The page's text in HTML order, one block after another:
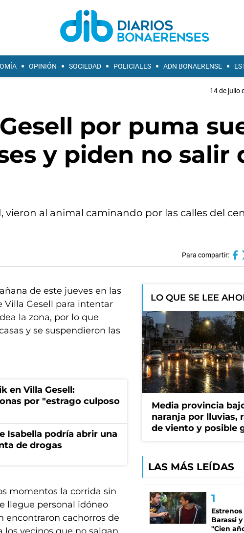
OPINIÓN SOCIEDAD POLICIALES ADN BONAERENSE
14 de julio
por puma
y piden no salir
vieron al animal caminando por las calles del
Para compartir:
de este jueves en las
Villa Gesell para intentar
la zona, por lo que
y se suspendieron las
en Villa Gesell:
por "estrago culposo
Isabella podría abrir una
de drogas
momentos la corrida sin
llegue personal idóneo
encontraron cachorros de
LO QUE SE LEE
Media provincia
naranja por lluvias,
de viento y posible
LAS MÁS LEÍDAS
Estrenos
Barassi
"Cien